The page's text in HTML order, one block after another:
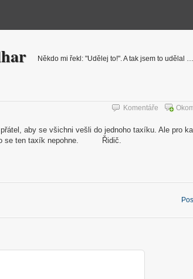
Někdo mi řekl: "Udělej to!". A tak jsem to udělal …
Komentáře
aby se všichni vešli do jednoho taxíku. Ale pro
se ten taxík nepohne. Řidič.